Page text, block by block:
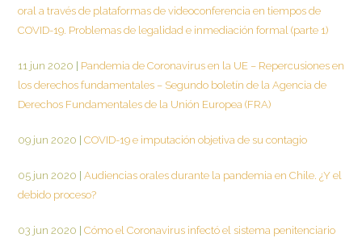
oral a través de plataformas de videoconferencia en tiempos de
COVID-19. Problemas de legalidad e inmediación formal (parte 1)
11 jun 2020
Pandemia de Coronavirus en la UE – Repercusiones en
los derechos fundamentales – Segundo boletín de la Agencia de
Derechos Fundamentales de la Unión Europea (FRA)
09 jun 2020 COVID-19 e imputación objetiva de su contagio
05 jun 2020
Audiencias orales durante la pandemia en Chile. ¿Y el
debido proceso?
03 jun 2020
Cómo el Coronavirus infectó el sistema penitenciario